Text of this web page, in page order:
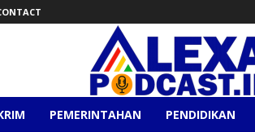
PEMERINTAHAN PENDIDIKAN